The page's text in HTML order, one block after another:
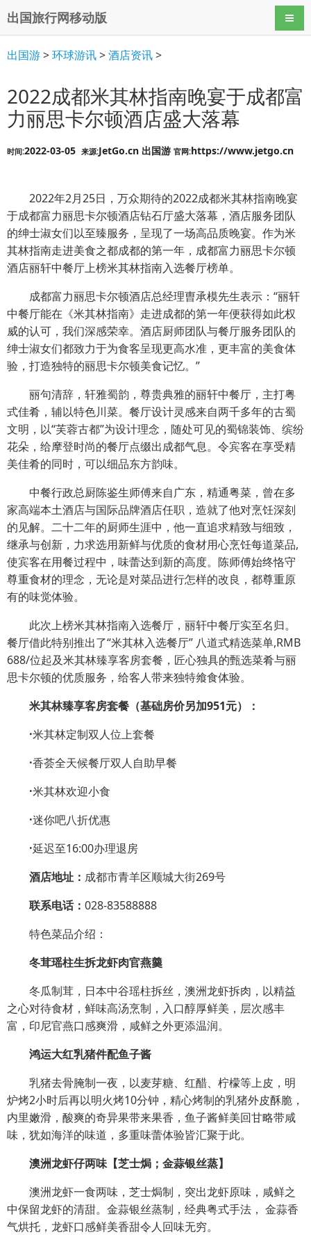
出国旅行网移动版 导航
出国游>环球游讯>酒店资讯>
2022成都米其林指南晚宴于成都富
力丽思卡尔顿酒店盛大落幕
时间:2022-03-05 来源:JetGo.cn 出国游 官网:https://www.jetgo.cn
2022年2月25日，万众期待的2022成都米其林指南晚宴
于成都富力丽思卡尔顿酒店钻石厅盛大落幕，酒店服务团队
的绅士淑女们以至臻服务，呈现了一场高品质晚宴。作为米
其林指南走进美食之都成都的第一年，成都富力丽思卡尔顿
酒店丽轩中餐厅上榜米其林指南入选餐厅榜单。
成都富力丽思卡尔顿酒店总经理曺承模先生表示：“丽轩
中餐厅能在《米其林指南》走进成都的第一年便获得如此权
威的认可，我们深感荣幸。酒店厨师团队与餐厅服务团队的
绅士淑女们都致力于为食客呈现更高水准，更丰富的美食体
验，打造独特的丽思卡尔顿美食记忆。”
丽句清辞，轩雅蜀韵，尊贵典雅的丽轩中餐厅，主打粤
式佳肴，辅以特色川菜。餐厅设计灵感来自两千多年的古蜀
文明，以“芙蓉古都”为设计理念，随处可见的蜀锦装饰、缤纷
花朵，给摩登时尚的餐厅点缀出成都气息。令宾客在享受精
美佳肴的同时，可以细品东方韵味。
中餐行政总厨陈鉴生师傅来自广东，精通粤菜，曾在多
家高端本土酒店与国际品牌酒店任职，造就了他对烹饪深刻
的见解。二十二年的厨师生涯中，他一直追求精致与细致，
继承与创新，力求选用新鲜与优质的食材用心烹饪每道菜品,
使宾客在用餐过程中，味蕾达到新的高度。陈师傅始终恪守
尊重食材的理念，无论是对菜品进行怎样的改良，都尊重原
有的味觉体验。
此次上榜米其林指南入选餐厅，丽轩中餐厅实至名归。
餐厅借此特别推出了“米其林入选餐厅” 八道式精选菜单,RMB
688/位起及米其林臻享客房套餐，匠心独具的甄选菜肴与丽
思卡尔顿的优质服务，给客人带来独特飨食体验。
米其林臻享客房套餐（基础房价另加951元）：
·米其林定制双人位上套餐
·香荟全天候餐厅双人自助早餐
·米其林欢迎小食
·迷你吧八折优惠
·延迟至16:00办理退房
酒店地址： 成都市青羊区顺城大街269号
联系电话： 028-83588888
特色菜品介绍：
冬茸瑶柱生拆龙虾肉官燕羹
冬瓜制茸，日本中谷瑶柱拆丝，澳洲龙虾拆肉，以精益
之心对待食材，鲜味高汤烹制，入口醇厚鲜美，层次感丰
富，印尼官燕口感爽滑，咸鲜之外更添温润。
鸿运大红乳猪件配鱼子酱
乳猪去骨腌制一夜，以麦芽糖、红醋、柠檬等上皮，明
炉烤2小时后再以明火烤10分钟，精心烤制的乳猪外皮酥脆，
内里嫩滑，酸爽的奇异果带来果香，鱼子酱鲜美回甘略带咸
味，犹如海洋的味道，多重味蕾体验皆汇聚于此。
澳洲龙虾仔两味【芝士焗；金蒜银丝蒸】
澳洲龙虾一食两味，芝士焗制，突出龙虾原味，咸鲜之
中保留龙虾的清甜。金蒜银丝蒸制，经典粤式手法， 金蒜香
气烘托，龙虾口感鲜美香甜令人回味无穷。